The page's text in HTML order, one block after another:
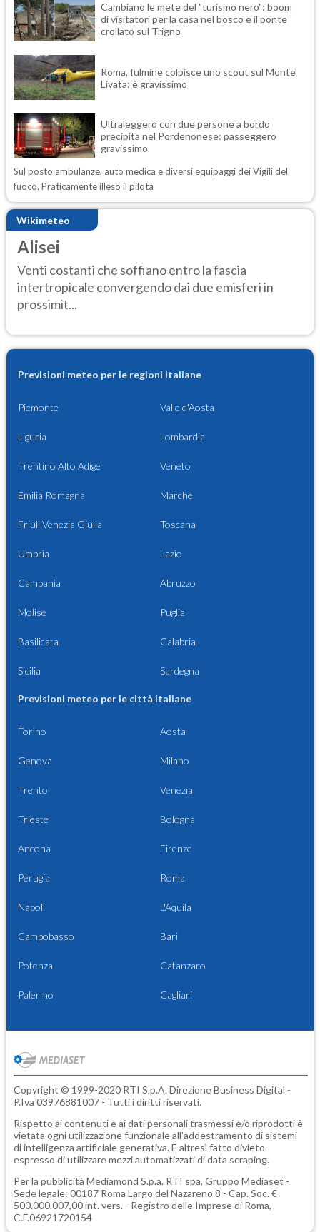
Cambiano le mete del "turismo nero": boom
di visitatori per la casa nel bosco e il ponte
crollato sul Trigno
Roma, fulmine colpisce uno scout sul Monte
Livata: è gravissimo
Ultraleggero con due persone a bordo
precipita nel Pordenonese: passeggero
gravissimo
Sul posto ambulanze, auto medica e diversi equipaggi dei Vigili del
fuoco. Praticamente illeso il pilota
Wikimeteo
Alisei
Venti costanti che soffiano entro la fascia
intertropicale convergendo dai due emisferi in
prossimit...
Previsioni meteo per le regioni italiane
Piemonte Valle d'Aosta
Liguria Lombardia
Trentino Alto Adige Veneto
Emilia Romagna Marche
Friuli Venezia Giulia Toscana
Umbria Lazio
Campania Abruzzo
Molise Puglia
Basilicata Calabria
Sicilia Sardegna
Previsioni meteo per le città italiane
Torino Aosta
Genova Milano
Trento Venezia
Trieste Bologna
Ancona Firenze
Perugia Roma
Napoli L'Aquila
Campobasso Bari
Potenza Catanzaro
Palermo Cagliari
Copyright © 1999-2020 RTI S.p.A. Direzione Business Digital -
P.Iva 03976881007 - Tutti i diritti riservati.
Rispetto ai contenuti e ai dati personali trasmessi e/o riprodotti è
vietata ogni utilizzazione funzionale all'addestramento di sistemi
di intelligenza artificiale generativa. È altresì fatto divieto
espresso di utilizzare mezzi automatizzati di data scraping.
Per la pubblicità Mediamond S.p.a. RTI spa, Gruppo Mediaset -
Sede legale: 00187 Roma Largo del Nazareno 8 - Cap. Soc. €
500.000.007,00 int. vers. - Registro delle Imprese di Roma,
C.F.06921720154